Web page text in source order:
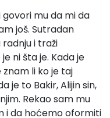
mu da mi da
još. Sutradan
i traži
ni šta je. Kada je
li ko je taj
je to Bakir, Alijin sin,
Rekao sam mu
i da hoćemo oformiti